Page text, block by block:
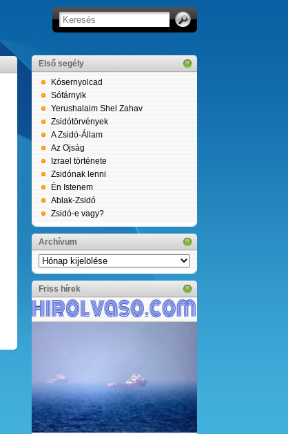
Első segély
Kósernyolcad
Sófárnyik
Yerushalaim Shel Zahav
Zsidótörvények
A Zsidó-Állam
Az Ojság
Izrael története
Zsidónak lenni
Én Istenem
Ablak-Zsidó
Zsidó-e vagy?
Archívum
Archívum
Friss hírek